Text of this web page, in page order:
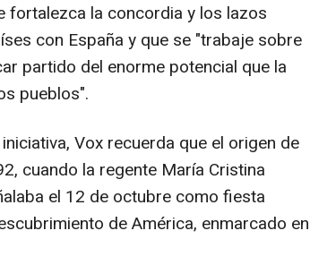
fortalezca la concordia y los lazos
con España y que se "trabaje sobre
partido del enorme potencial que la
pueblos".
Vox recuerda que el origen de
cuando la regente María Cristina
el 12 de octubre como fiesta
de América, enmarcado en